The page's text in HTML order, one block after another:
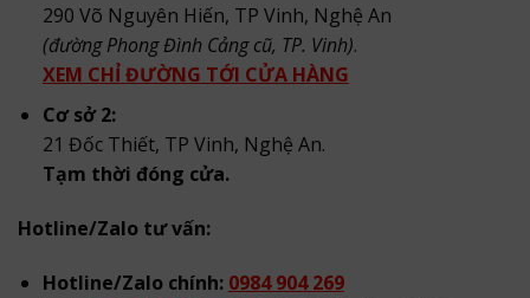
290 Võ Nguyên Hiến, TP Vinh, Nghệ An
(đường Phong Đình Cảng cũ, TP. Vinh).
XEM CHỈ ĐƯỜNG TỚI CỬA HÀNG
Cơ sở 2:
21 Đốc Thiết, TP Vinh, Nghệ An.
Tạm thời đóng cửa.
Hotline/Zalo tư vấn:
Hotline/Zalo chính: 0984 904 269